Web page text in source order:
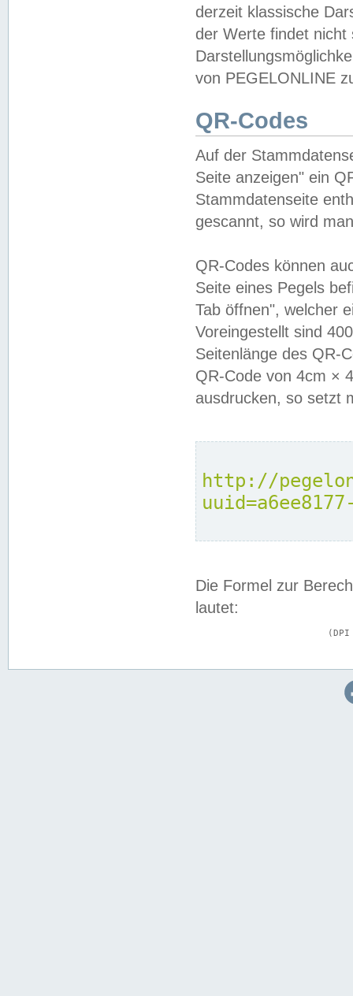
derzeit klassische
der Werte findet
von PEGELONLINE
QR-Codes
Auf der
Seite anzeigen" ein
Stammdatenseite
gescannt, so wird
QR-Codes können
Seite eines Pegels
Tab öffnen", welcher
Voreingestellt sind
Seitenlänge des QR-
QR-Code von 4cm ×
ausdrucken, so setzt
http://
Die Formel zur
lautet: